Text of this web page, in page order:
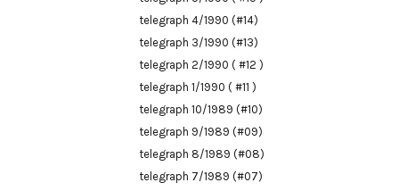
telegraph 4/1990 (#14)
telegraph 3/1990 (#13)
telegraph 2/1990 ( #12 )
telegraph 1/1990 ( #11 )
telegraph 10/1989 (#10)
telegraph 9/1989 (#09)
telegraph 8/1989 (#08)
telegraph 7/1989 (#07)